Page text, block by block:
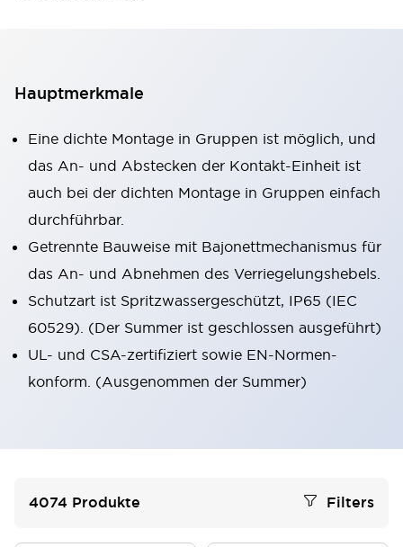
Hauptmerkmale
Eine dichte Montage in Gruppen ist möglich, und
das An- und Abstecken der Kontakt-Einheit ist
auch bei der dichten Montage in Gruppen einfach
durchführbar.
Getrennte Bauweise mit Bajonettmechanismus für
das An- und Abnehmen des Verriegelungshebels.
Schutzart ist Spritzwassergeschützt, IP65 (IEC
60529). (Der Summer ist geschlossen ausgeführt)
UL- und CSA-zertifiziert sowie EN-Normen-
konform. (Ausgenommen der Summer)
4074 Produkte Filters